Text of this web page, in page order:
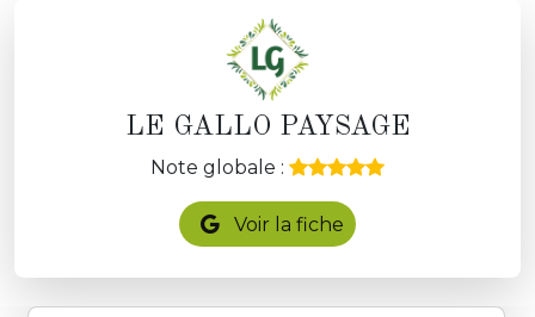
LE GALLO PAYSAGE
Note globale :
Voir la fiche